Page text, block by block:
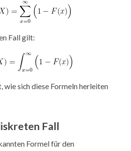
Fall gilt:
sich diese Formeln herleiten
Fall
Formel für den